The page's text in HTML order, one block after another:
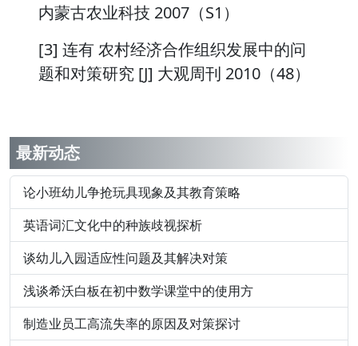
内蒙古农业科技 2007（S1）
[3] 连有 农村经济合作组织发展中的问
题和对策研究 [J] 大观周刊 2010（48）
最新动态
论小班幼儿争抢玩具现象及其教育策略
英语词汇文化中的种族歧视探析
谈幼儿入园适应性问题及其解决对策
浅谈希沃白板在初中数学课堂中的使用方
制造业员工高流失率的原因及对策探讨